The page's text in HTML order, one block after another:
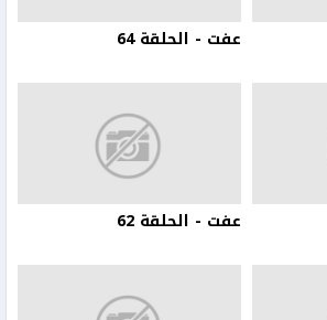
عفت - الحلقة 64
عفت - الحلقة 62